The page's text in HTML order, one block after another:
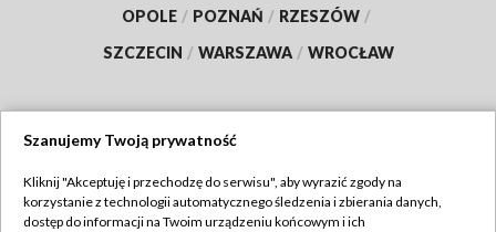
OPOLE / POZNAŃ / RZESZÓW /
SZCZECIN / WARSZAWA / WROCŁAW
TVP
Szanujemy Twoją prywatność
Kliknij "Akceptuję i przechodzę do serwisu", aby wyrazić zgody na
korzystanie z technologii automatycznego śledzenia i zbierania danych,
dostęp do informacji na Twoim urządzeniu końcowym i ich